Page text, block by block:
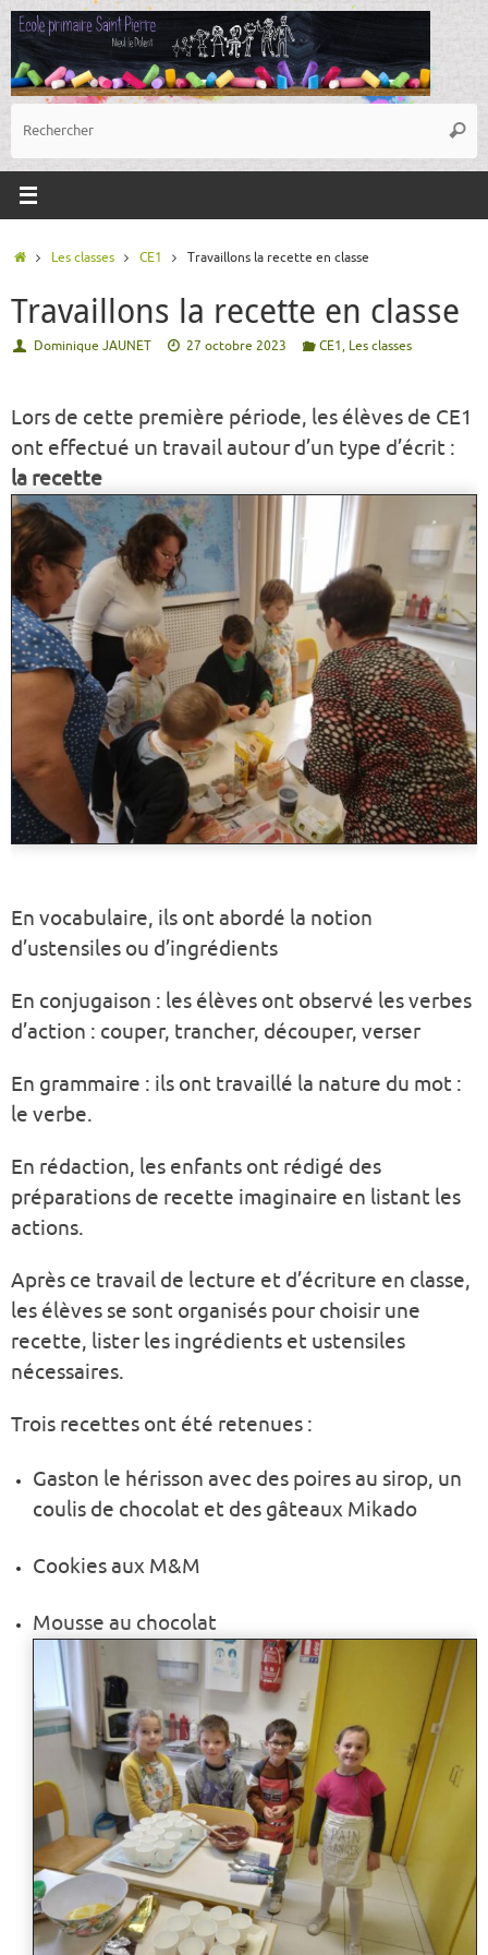
Passer
contenu
:
AccueilLes classes CE1 Travaillons la recette en classe
Travaillons la recette en classe
Dominique JAUNET 27 octobre 2023 CE1, Les classes
Lors de cette première période, les élèves de CE1
ont effectué un travail autour d’un type d’écrit :
la recette
En vocabulaire, ils ont abordé la notion
d’ustensiles ou d’ingrédients
En conjugaison : les élèves ont observé les verbes
d’action : couper, trancher, découper, verser
En grammaire : ils ont travaillé la nature du mot :
le verbe.
En rédaction, les enfants ont rédigé des
préparations de recette imaginaire en listant les
actions.
Après ce travail de lecture et d’écriture en classe,
les élèves se sont organisés pour choisir une
recette, lister les ingrédients et ustensiles
nécessaires.
Trois recettes ont été retenues :
Gaston le hérisson avec des poires au sirop, un
coulis de chocolat et des gâteaux Mikado
Cookies aux M&M
Mousse au chocolat